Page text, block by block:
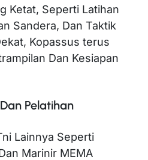
Ketat, Seperti Latihan
Sandera, Dan Taktik
Kopassus terus
Dan Kesiapan
Pelatihan
Lainnya Seperti
Marinir MEMA